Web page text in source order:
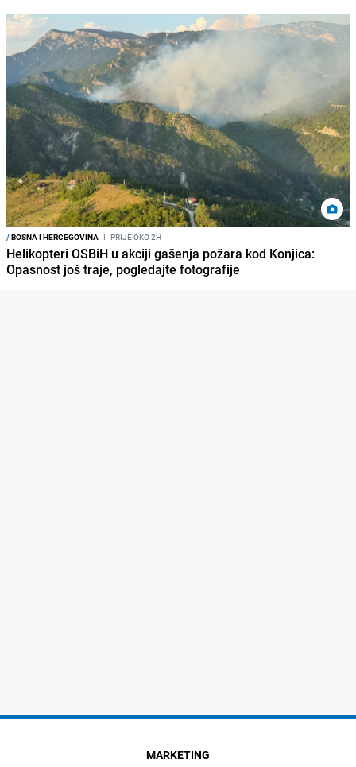
/BOSNA I HERCEGOVINA I PRIJE OKO 2H
Helikopteri OSBiH u akciji gašenja požara kod Konjica:
Opasnost još traje, pogledajte fotografije
MARKETING